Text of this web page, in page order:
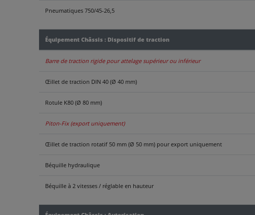
Pneumatiques 750/45-26,5
Équipement Châssis : Dispositif de traction
Barre de traction rigide pour attelage supérieur ou inférieur
Œillet de traction DIN 40 (Ø 40 mm)
Rotule K80 (Ø 80 mm)
Piton-Fix (export uniquement)
Œillet de traction rotatif 50 mm (Ø 50 mm) pour export uniquement
Béquille hydraulique
Béquille à 2 vitesses / réglable en hauteur